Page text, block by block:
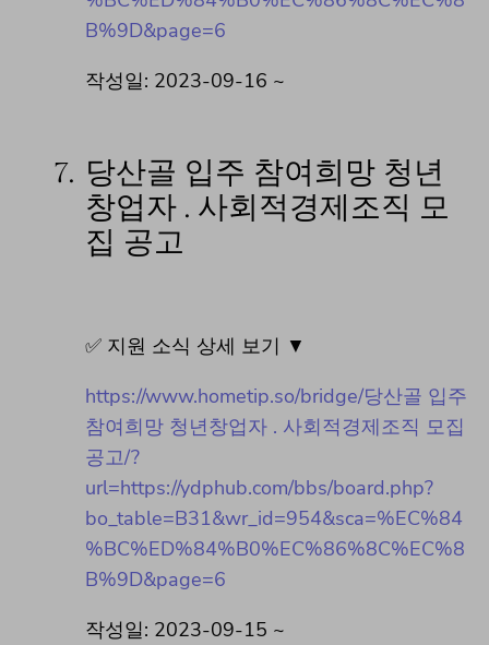
B%9D&page=6
작성일: 2023-09-16 ~
7. 당산골 입주 참여희망 청년
창업자 . 사회적경제조직 모
집 공고
✅ 지원 소식 상세 보기 ▼
https://www.hometip.so/bridge/당산골 입주
참여희망 청년창업자 . 사회적경제조직 모집
공고/?
url=https://ydphub.com/bbs/board.php?
bo_table=B31&wr_id=954&sca=%EC%84
%BC%ED%84%B0%EC%86%8C%EC%8
B%9D&page=6
작성일: 2023-09-15 ~